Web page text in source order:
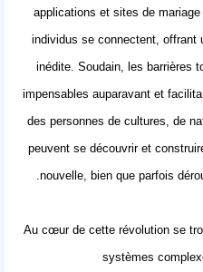
applications et sites de
individus se connectent, offrant
inédite. Soudain, les barrières
impensables auparavant et
des personnes de cultures, de
peuvent se découvrir et
nouvelle, bien que parfois
Au cœur de cette révolution se
systèmes